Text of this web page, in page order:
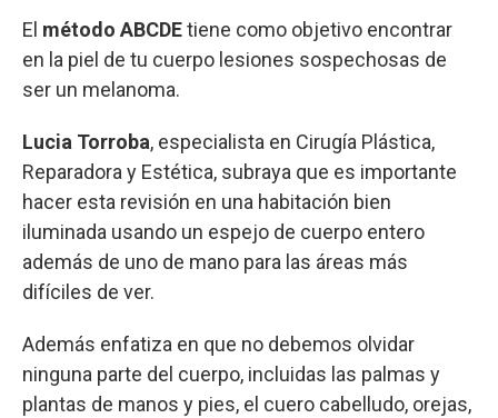
El método ABCDEtiene como objetivo encontrar
en la piel de tu cuerpo lesiones sospechosas de
ser un melanoma.
Lucia Torroba, especialista en Cirugía Plástica,
Reparadora y Estética, subraya que es importante
hacer esta revisión en una habitación bien
iluminada usando un espejo de cuerpo entero
además de uno de mano para las áreas más
difíciles de ver.
Además enfatiza en que no debemos olvidar
ninguna parte del cuerpo, incluidas las palmas y
plantas de manos y pies, el cuero cabelludo, orejas,